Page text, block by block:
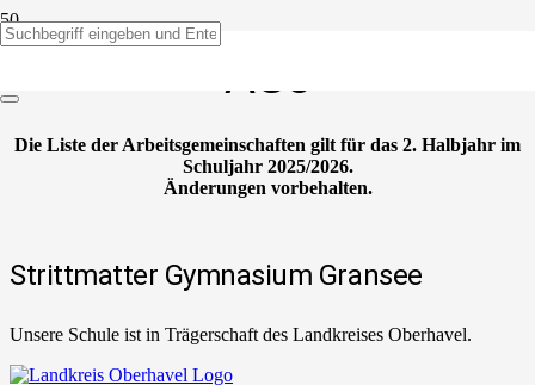
AGs
Die Liste der Arbeitsgemeinschaften gilt für das 2. Halbjahr im
Schuljahr 2025/2026.
Änderungen vorbehalten.
Strittmatter Gymnasium Gransee
Unsere Schule ist in Trägerschaft des Landkreises Oberhavel.